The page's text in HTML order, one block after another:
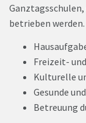
betrieben
Freizeit-
Kulturelle
Gesunde
Betreuung